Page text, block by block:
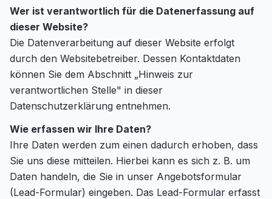
Wer ist verantwortlich für die Datenerfassung auf
dieser Website?
Die Datenverarbeitung auf dieser Website erfolgt
durch den Websitebetreiber. Dessen Kontaktdaten
können Sie dem Abschnitt „Hinweis zur
verantwortlichen Stelle" in dieser
Datenschutzerklärung entnehmen.
Wie erfassen wir Ihre Daten?
Ihre Daten werden zum einen dadurch erhoben, dass
Sie uns diese mitteilen. Hierbei kann es sich z. B. um
Daten handeln, die Sie in unser Angebotsformular
(Lead-Formular) eingeben. Das Lead-Formular erfasst